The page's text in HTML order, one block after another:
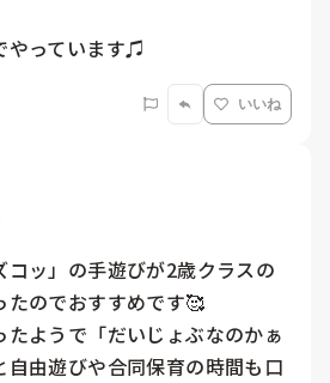
やっています♫
いいね
コッ」の手遊びが2歳クラスの
のでおすすめです🥰
たようで「だいじょぶなのかぁ
自由遊びや合同保育の時間も口